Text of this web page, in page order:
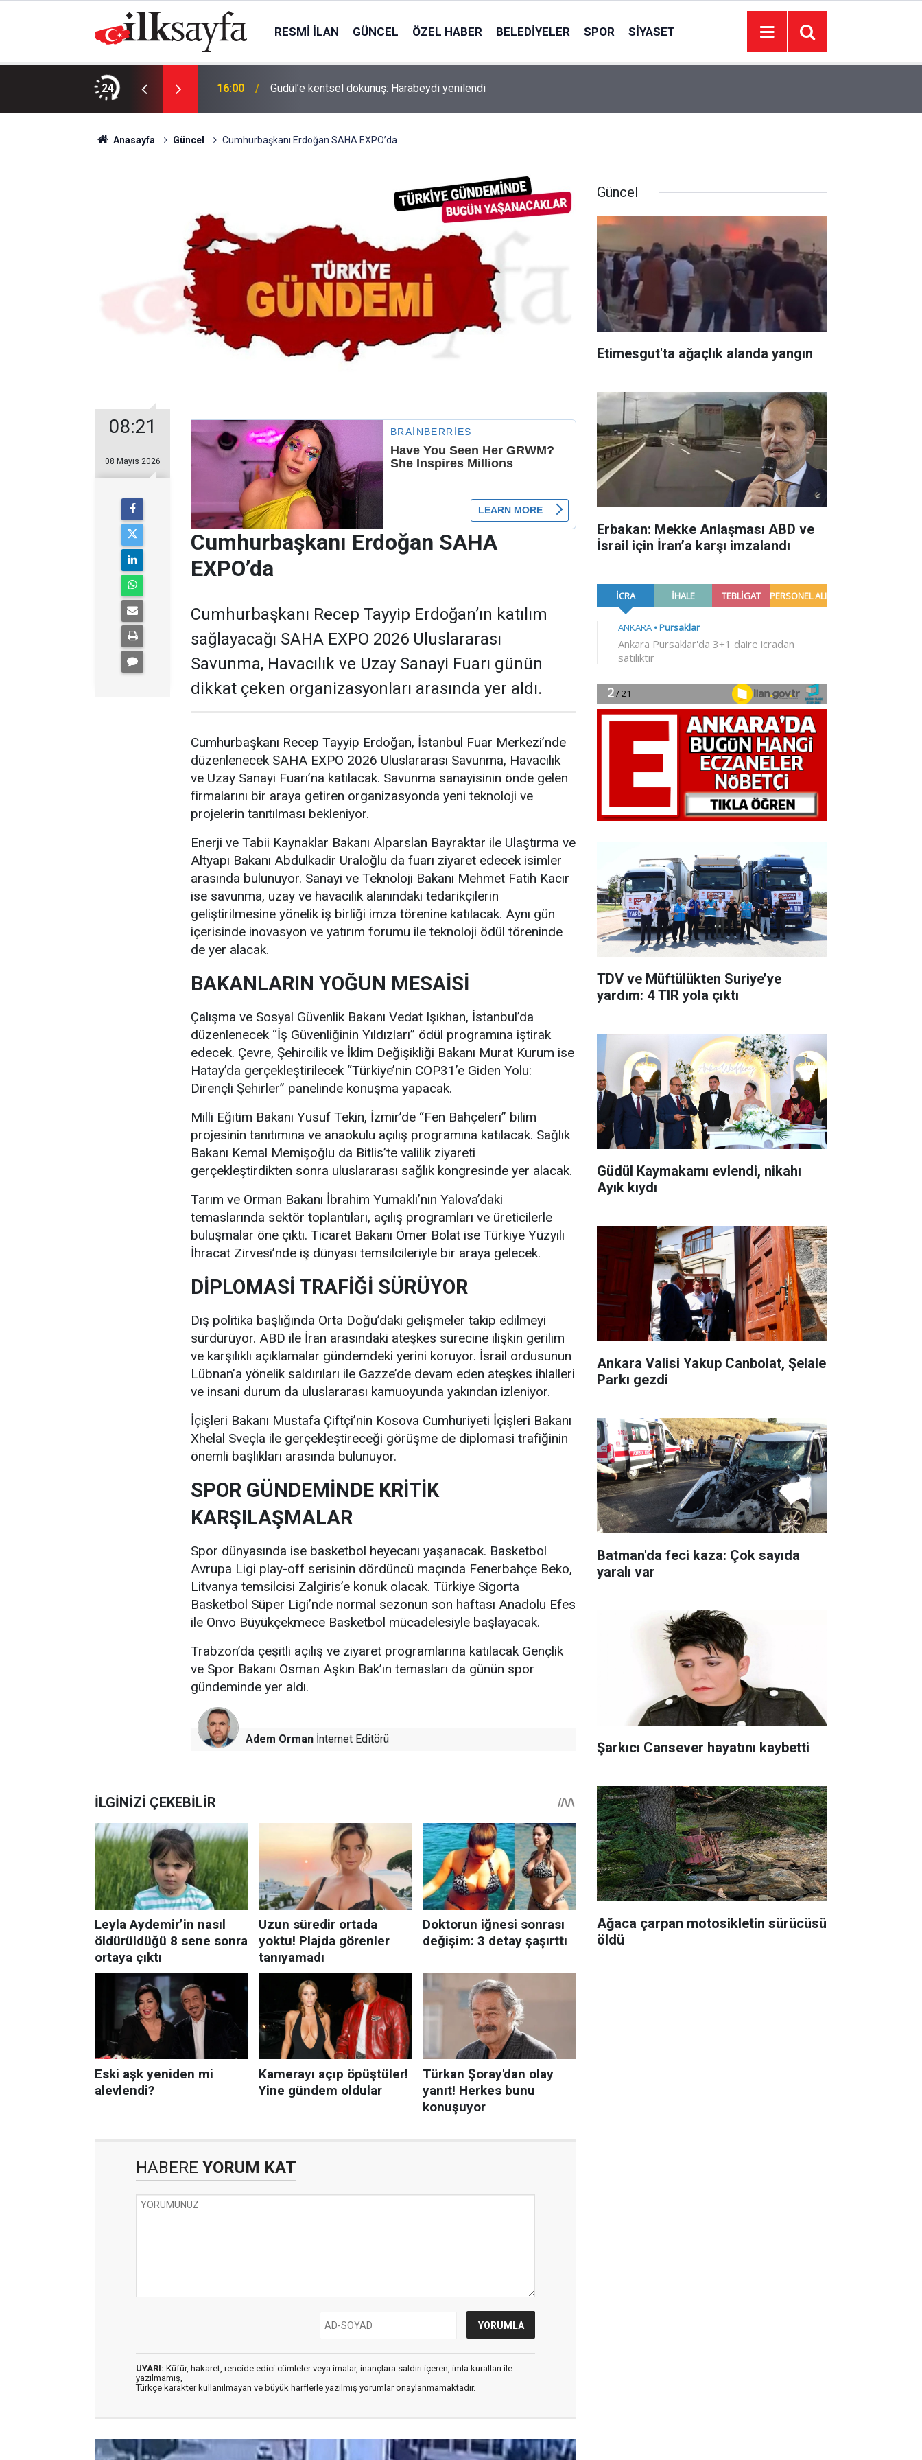
RESMI İLAN GÜNCEL ÖZEL HABER BELEDIYELER SPOR SIYASET
24
hanımlar konaklara 16:00 Güdül’e kentsel dokunuş: Harabeydi yenilendi
Anasayfa Güncel Cumhurbaşkanı Erdoğan SAHA EXPO’da
08:21
08 Mayıs 2026
Cumhurbaşkanı Erdoğan SAHA
EXPO’da
Cumhurbaşkanı Recep Tayyip Erdoğan’ın katılım
sağlayacağı SAHA EXPO 2026 Uluslararası
Savunma, Havacılık ve Uzay Sanayi Fuarı günün
dikkat çeken organizasyonları arasında yer aldı.
Cumhurbaşkanı Recep Tayyip Erdoğan, İstanbul Fuar Merkezi’nde
düzenlenecek SAHA EXPO 2026 Uluslararası Savunma, Havacılık
ve Uzay Sanayi Fuarı’na katılacak. Savunma sanayisinin önde gelen
firmalarını bir araya getiren organizasyonda yeni teknoloji ve
projelerin tanıtılması bekleniyor.
Enerji ve Tabii Kaynaklar Bakanı Alparslan Bayraktar ile Ulaştırma ve
Altyapı Bakanı Abdulkadir Uraloğlu da fuarı ziyaret edecek isimler
arasında bulunuyor. Sanayi ve Teknoloji Bakanı Mehmet Fatih Kacır
ise savunma, uzay ve havacılık alanındaki tedarikçilerin
geliştirilmesine yönelik iş birliği imza törenine katılacak. Aynı gün
içerisinde inovasyon ve yatırım forumu ile teknoloji ödül töreninde
de yer alacak.
BAKANLARIN YOĞUN MESAİSİ
Çalışma ve Sosyal Güvenlik Bakanı Vedat Işıkhan, İstanbul’da
düzenlenecek “İş Güvenliğinin Yıldızları” ödül programına iştirak
edecek. Çevre, Şehircilik ve İklim Değişikliği Bakanı Murat Kurum ise
Hatay’da gerçekleştirilecek “Türkiye’nin COP31’e Giden Yolu:
Dirençli Şehirler” panelinde konuşma yapacak.
Milli Eğitim Bakanı Yusuf Tekin, İzmir’de “Fen Bahçeleri” bilim
projesinin tanıtımına ve anaokulu açılış programına katılacak. Sağlık
Bakanı Kemal Memişoğlu da Bitlis’te valilik ziyareti
gerçekleştirdikten sonra uluslararası sağlık kongresinde yer alacak.
Tarım ve Orman Bakanı İbrahim Yumaklı’nın Yalova’daki
temaslarında sektör toplantıları, açılış programları ve üreticilerle
buluşmalar öne çıktı. Ticaret Bakanı Ömer Bolat ise Türkiye Yüzyılı
İhracat Zirvesi’nde iş dünyası temsilcileriyle bir araya gelecek.
DİPLOMASİ TRAFİĞİ SÜRÜYOR
Dış politika başlığında Orta Doğu’daki gelişmeler takip edilmeyi
sürdürüyor. ABD ile İran arasındaki ateşkes sürecine ilişkin gerilim
ve karşılıklı açıklamalar gündemdeki yerini koruyor. İsrail ordusunun
Lübnan’a yönelik saldırıları ile Gazze’de devam eden ateşkes ihlalleri
ve insani durum da uluslararası kamuoyunda yakından izleniyor.
İçişleri Bakanı Mustafa Çiftçi’nin Kosova Cumhuriyeti İçişleri Bakanı
Xhelal Sveçla ile gerçekleştireceği görüşme de diplomasi trafiğinin
önemli başlıkları arasında bulunuyor.
SPOR GÜNDEMİNDE KRİTİK
KARŞILAŞMALAR
Spor dünyasında ise basketbol heyecanı yaşanacak. Basketbol
Avrupa Ligi play-off serisinin dördüncü maçında Fenerbahçe Beko,
Litvanya temsilcisi Zalgiris’e konuk olacak. Türkiye Sigorta
Basketbol Süper Ligi’nde normal sezonun son haftası Anadolu Efes
ile Onvo Büyükçekmece Basketbol mücadelesiyle başlayacak.
Trabzon’da çeşitli açılış ve ziyaret programlarına katılacak Gençlik
ve Spor Bakanı Osman Aşkın Bak’ın temasları da günün spor
gündeminde yer aldı.
Adem Orman İnternet Editörü
HABERE YORUM KAT
UYARI: Küfür, hakaret, rencide edici cümleler veya imalar, inançlara saldırı içeren, imla kuralları ile
yazılmamış,
Türkçe karakter kullanılmayan ve büyük harflerle yazılmış yorumlar onaylanmamaktadır.
Güncel
Etimesgut'ta ağaçlık alanda yangın
Erbakan: Mekke Anlaşması ABD ve
İsrail için İran’a karşı imzalandı
TDV ve Müftülükten Suriye’ye
yardım: 4 TIR yola çıktı
Güdül Kaymakamı evlendi, nikahı
Ayık kıydı
Ankara Valisi Yakup Canbolat, Şelale
Parkı gezdi
Batman'da feci kaza: Çok sayıda
yaralı var
Şarkıcı Cansever hayatını kaybetti
Ağaca çarpan motosikletin sürücüsü
öldü